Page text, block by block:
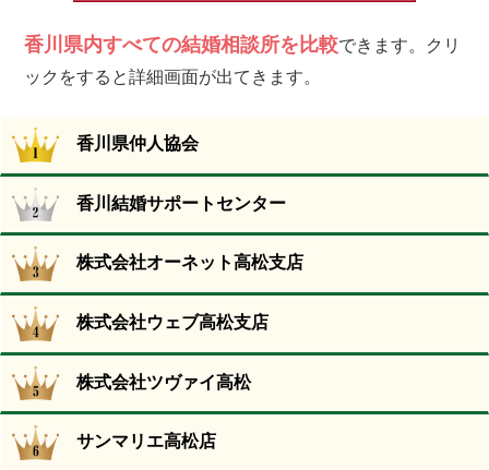
香川県内すべての結婚相談所を比較できます。クリ
ックをすると詳細画面が出てきます。
香川県仲人協会
香川結婚サポートセンター
株式会社オーネット高松支店
株式会社ウェブ高松支店
株式会社ツヴァイ高松
サンマリエ高松店